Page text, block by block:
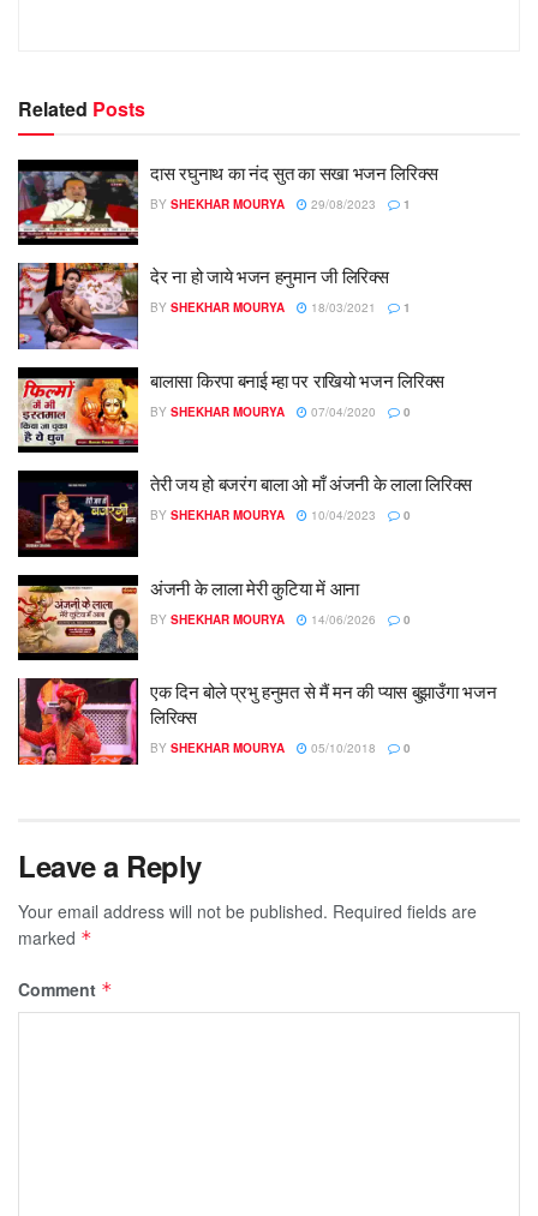
Related Posts
दास रघुनाथ का नंद सुत का सखा भजन लिरिक्स
BY SHEKHAR MOURYA 29/08/2023 1
देर ना हो जाये भजन हनुमान जी लिरिक्स
BY SHEKHAR MOURYA 18/03/2021 1
बालासा किरपा बनाई म्हा पर राखियो भजन लिरिक्स
BY SHEKHAR MOURYA 07/04/2020 0
तेरी जय हो बजरंग बाला ओ माँ अंजनी के लाला लिरिक्स
BY SHEKHAR MOURYA 10/04/2023 0
अंजनी के लाला मेरी कुटिया में आना
BY SHEKHAR MOURYA 14/06/2026 0
एक दिन बोले प्रभु हनुमत से मैं मन की प्यास बुझाउँगा भजन
लिरिक्स
BY SHEKHAR MOURYA 05/10/2018 0
Leave a Reply
Your email address will not be published. Required fields are
marked *
Comment *